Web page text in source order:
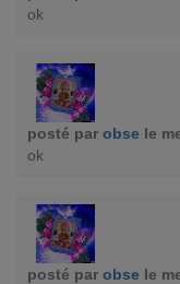
ok
posté par obse le
ok
posté par obse le